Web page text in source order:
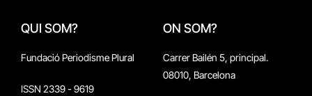
QUI SOM?
Fundació Periodisme Plural
ISSN 2339 - 9619
ON SOM?
Carrer Bailén 5, principal.
08010, Barcelona